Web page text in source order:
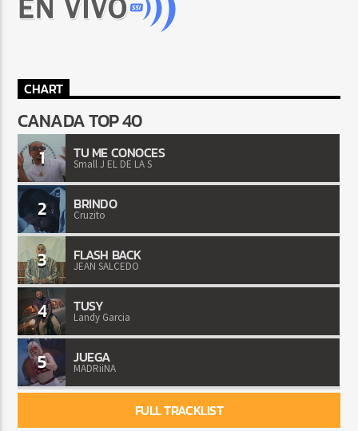
CHART
CANADA TOP 40
1 TU ME CONOCES
Small J EL DE LA S
2 BRINDO
Cruzito
3 FLASH BACK
JEAN SALCEDO
4 TUSY
Landy Garcia
5 JUEGA
MADRiiNA
FULL TRACKLIST